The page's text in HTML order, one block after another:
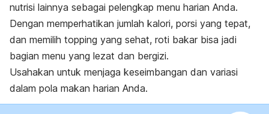
nutrisi lainnya sebagai pelengkap menu harian Anda.
Dengan memperhatikan jumlah kalori, porsi yang tepat,
dan memilih topping yang sehat, roti bakar bisa jadi
bagian menu yang lezat dan bergizi.
Usahakan untuk menjaga keseimbangan dan variasi
dalam pola makan harian Anda.